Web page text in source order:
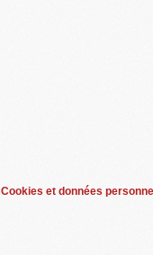
Cookies et données